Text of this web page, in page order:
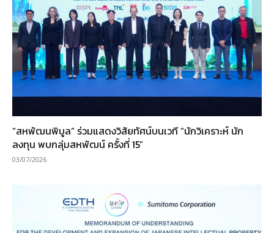
“สหพัฒนพิบูล” ร่วมแสดงวิสัยทัศน์บนเวที “นักวิเคราะห์ นัก
ลงทุน พบกลุ่มสหพัฒน์ ครั้งที่ 15”
03/07/2026